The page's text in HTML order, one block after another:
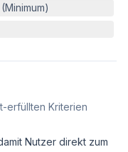
erfüllten Kriterien
Nutzer direkt zum